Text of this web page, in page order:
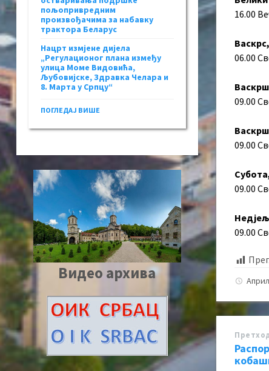
16.00
06.00
09.00
09.00
09.00
09.00
пољопривредним
произвођачима за набавку
трактора Беларус
Нацрт измјене дијела
„Регулационог плана између
улица Моме Видовића,
Љубовијске, Здравка Челара и
8. Марта у Српцу“
ПОГЛЕДАЈ ВИШЕ
Видео архива